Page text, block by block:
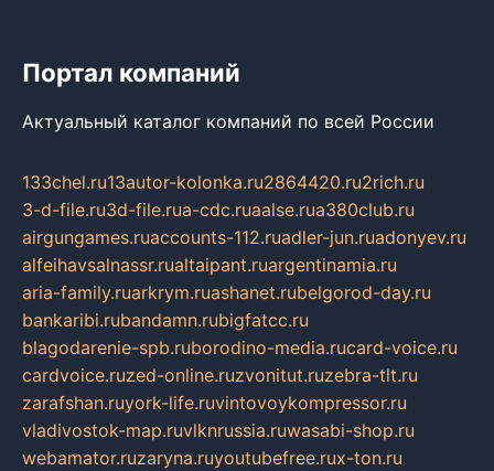
Портал компаний
Актуальный каталог компаний по всей России
133chel.ru13autor-kolonka.ru2864420.ru2rich.ru
3-d-file.ru3d-file.rua-cdc.ruaalse.rua380club.ru
airgungames.ruaccounts-112.ruadler-jun.ruadonyev.ru
alfeihavsalnassr.rualtaipant.ruargentinamia.ru
aria-family.ruarkrym.ruashanet.rubelgorod-day.ru
bankaribi.rubandamn.rubigfatcc.ru
blagodarenie-spb.ruborodino-media.rucard-voice.ru
cardvoice.ruzed-online.ruzvonitut.ruzebra-tlt.ru
zarafshan.ruyork-life.ruvintovoykompressor.ru
vladivostok-map.ruvlknrussia.ruwasabi-shop.ru
webamator.ruzaryna.ruyoutubefree.rux-ton.ru